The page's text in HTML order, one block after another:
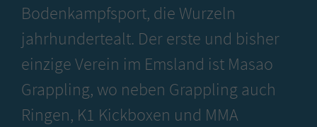
Bodenkampfsport, die Wurzeln
jahrhundertealt. Der erste und bisher
einzige Verein im Emsland ist Masao
Grappling, wo neben Grappling auch
Ringen, K1 Kickboxen und MMA